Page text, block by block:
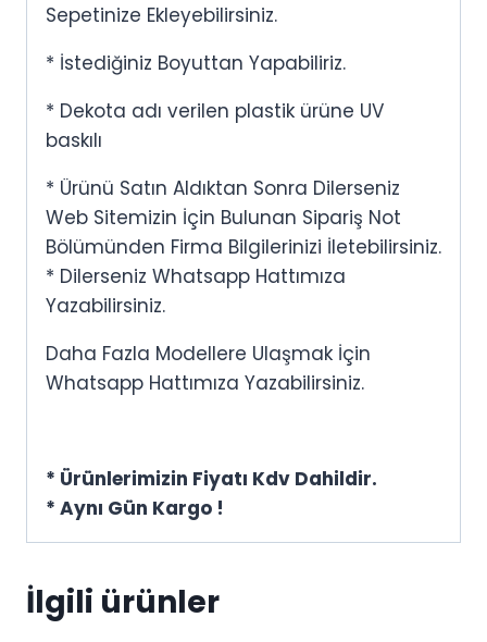
Sepetinize Ekleyebilirsiniz.
* İstediğiniz Boyuttan Yapabiliriz.
* Dekota adı verilen plastik ürüne UV
baskılı
* Ürünü Satın Aldıktan Sonra Dilerseniz
Web Sitemizin İçin Bulunan Sipariş Not
Bölümünden Firma Bilgilerinizi İletebilirsiniz.
* Dilerseniz Whatsapp Hattımıza
Yazabilirsiniz.
Daha Fazla Modellere Ulaşmak İçin
Whatsapp Hattımıza Yazabilirsiniz.
* Ürünlerimizin Fiyatı Kdv Dahildir.
* Aynı Gün Kargo !
İlgili ürünler